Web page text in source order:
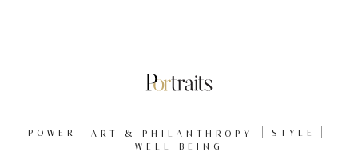
POWER ART & PHILANTHROPY
STYLE
WELL BEING